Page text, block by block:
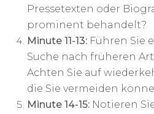
Pressetexten oder
prominent behandelt?
Minute 11-13: Führen Sie
Suche nach früheren
Achten Sie auf
die Sie vermeiden
Minute 14-15: Notieren